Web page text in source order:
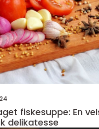
fiskesuppe: En
delikatesse